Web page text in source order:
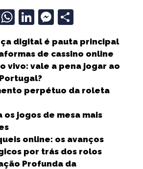
W
a
ts
A
p
p
Li
k
e
dI
n
M
ss
e
g
e
a
r
digital é pauta principal
de cassino online
vivo: vale a pena jogar ao
perpétuo da roleta
os jogos de mesa mais
online: os avanços
por trás dos rolos
Profunda da